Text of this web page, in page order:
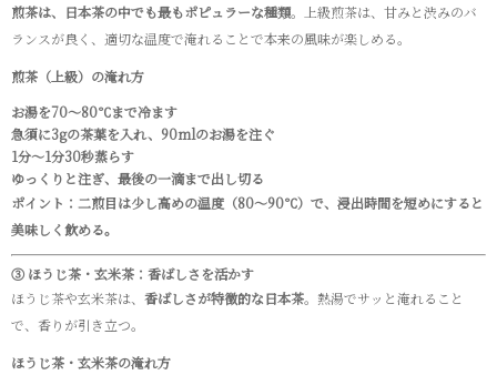
煎茶は、日本茶の中でも最もポピュラーな種類。上級煎茶は、甘みと渋みのバ
ランスが良く、適切な温度で淹れることで本来の風味が楽しめる。
煎茶（上級）の淹れ方
お湯を70～80℃まで冷ます
急須に3gの茶葉を入れ、90mlのお湯を注ぐ
1分～1分30秒蒸らす
ゆっくりと注ぎ、最後の一滴まで出し切る
ポイント：二煎目は少し高めの温度（80～90℃）で、浸出時間を短めにすると
美味しく飲める。
③ ほうじ茶・玄米茶：香ばしさを活かす
ほうじ茶や玄米茶は、 香ばしさが特徴的な日本茶。熱湯でサッと淹れること
で、香りが引き立つ。
ほうじ茶・玄米茶の淹れ方